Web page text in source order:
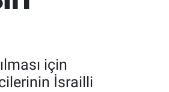
için
İsrailli